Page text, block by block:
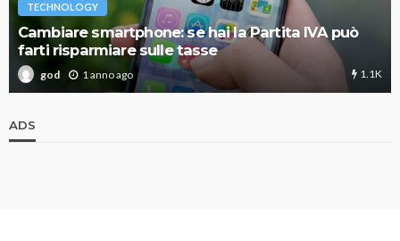
TECHNOLOGY
Cambiare smartphone: se hai la Partita IVA può
farti risparmiare sulle tasse
god 1 anno ago 1.1K
ADS